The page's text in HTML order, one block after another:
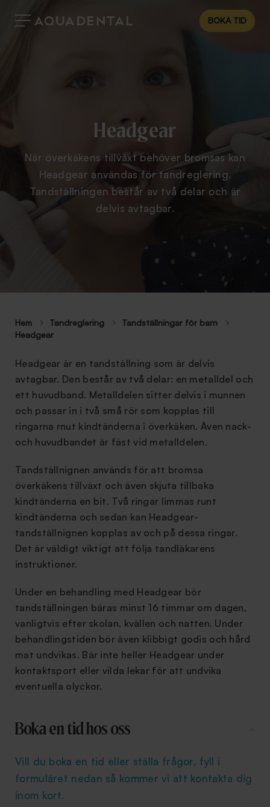
BOKA TID
Headgear
När överkäkens tillväxt behöver bromsas kan
Headgear användas för tandreglering.
Tandställningen består av två delar och är
delvis avtagbar.
Hem Tandreglering
Tandställningar för barn
Headgear
Headgear är en tandställning som är delvis
avtagbar. Den består av två delar: en metalldel och
ett huvudband. Metalldelen sitter delvis i munnen
och passar in i två små rör som kopplas till
ringarna rnut kindtänderna i överkäken. Även nack-
och huvudbandet är fäst vid metalldelen.
Tandställnignen används för att bromsa
överkäkens tillväxt och även skjuta tillbaka
kindtänderna en bit. Två ringar limmas runt
kindtänderna och sedan kan Headgear-
tandställnignen kopplas av och på dessa ringar.
Det är väldigt viktigt att följa tandläkarens
instruktioner.
Under en behandling med Headgear bör
tandställningen bäras minst 16 timmar om dagen,
vanligtvis efter skolan, kvällen och natten. Under
behandlingstiden bör även klibbigt godis och hård
mat undvikas. Bär inte heller Headgear under
kontaktsport eller vilda lekar för att undvika
eventuella olyckor.
Boka en tid hos oss
Vill du boka en tid eller ställa frågor, fyll i
formuläret nedan så kommer vi att kontakta dig
inom kort.